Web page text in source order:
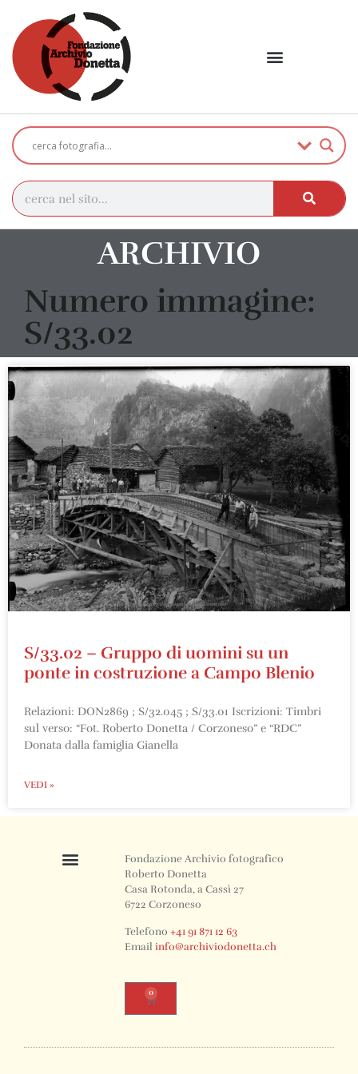
ARCHIVIO
Numero immagine:
S/33.02
S/33.02 – Gruppo di uomini su un
ponte in costruzione a Campo Blenio
Relazioni: DON2869 ; S/32.045 ; S/33.01 Iscrizioni: Timbri
sul verso: “Fot. Roberto Donetta / Corzoneso” e “RDC”
Donata dalla famiglia Gianella
VEDI »
Fondazione Archivio fotografico
Roberto Donetta
Casa Rotonda, a Cassì 27
6722 Corzoneso
Telefono+41 91 871 12 63
Emailinfo@archiviodonetta.ch
0